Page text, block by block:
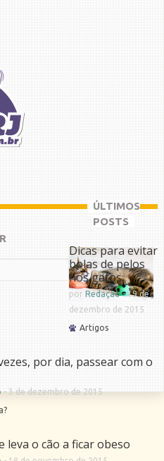
ÚLTIMOS
POSTS
Dicas para evitar
bolas de pelos
nos gatos
por Redação-19 de
dezembro de 2015
Artigos
por dia, passear com o
-3 de dezembro de 2015
leva o cão a ficar obeso